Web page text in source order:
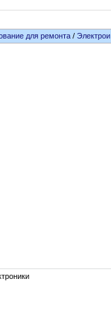
для ремонта /